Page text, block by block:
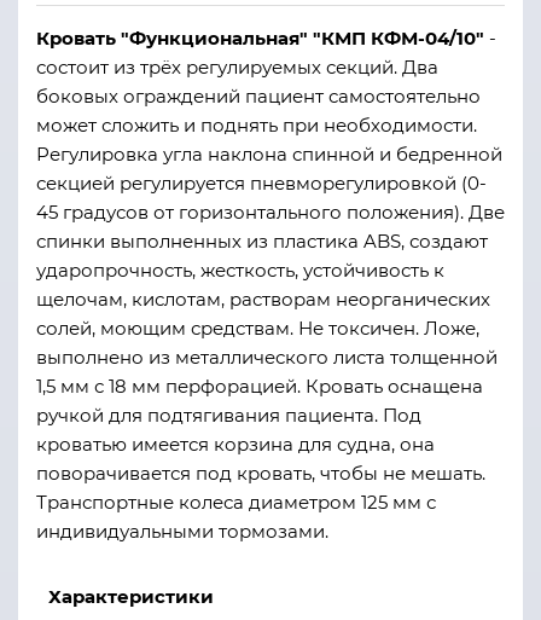
Кровать "Функциональная" "КМП КФМ-04/10" -
состоит из трёх регулируемых секций. Два
боковых ограждений пациент самостоятельно
может сложить и поднять при необходимости.
Регулировка угла наклона спинной и бедренной
секцией регулируется пневморегулировкой (0-
45 градусов от горизонтального положения). Две
спинки выполненных из пластика ABS, создают
ударопрочность, жесткость, устойчивость к
щелочам, кислотам, растворам неорганических
солей, моющим средствам. Не токсичен. Ложе,
выполнено из металлического листа толщенной
1,5 мм с 18 мм перфорацией. Кровать оснащена
ручкой для подтягивания пациента. Под
кроватью имеется корзина для судна, она
поворачивается под кровать, чтобы не мешать.
Транспортные колеса диаметром 125 мм с
индивидуальными тормозами.
Характеристики